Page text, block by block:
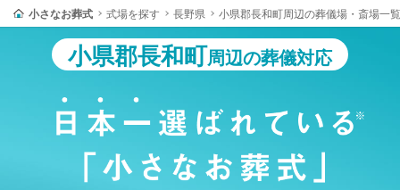
小さなお葬式 式場を探す 長野県 小県郡長和町周辺の葬儀場・斎場一覧
小県郡長和町周辺の葬儀対応